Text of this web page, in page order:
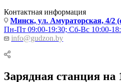
Контактная информация
Минск, ул. Амураторская, 4/2
Пн-Пт 09:00-19:30; Сб-Вс 10:00-
info@gudzon.by
Зарядная станция на